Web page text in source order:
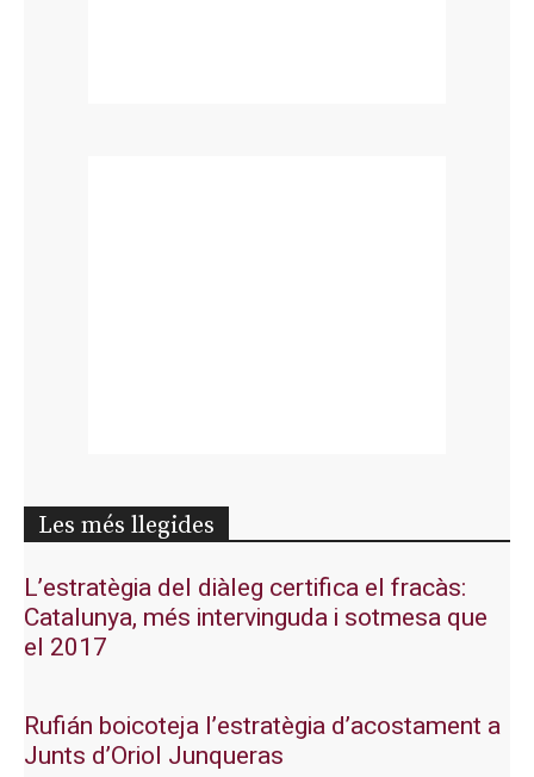
Les més llegides
L’estratègia del diàleg certifica el fracàs:
Catalunya, més intervinguda i sotmesa que
el 2017
Rufián boicoteja l’estratègia d’acostament a
Junts d’Oriol Junqueras